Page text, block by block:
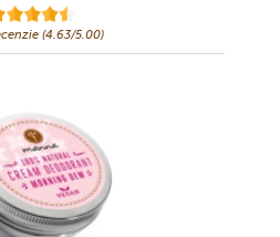
(4.63/5.00)